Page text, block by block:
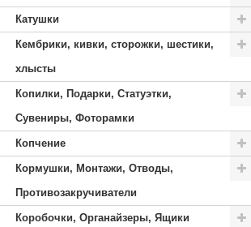
Катушки
Кембрики, кивки, сторожки, шестики,
хлысты
Копилки, Подарки, Статуэтки,
Сувениры, Фоторамки
Копчение
Кормушки, Монтажи, Отводы,
Противозакручиватели
Коробочки, Органайзеры, Ящики